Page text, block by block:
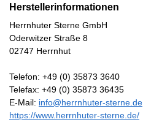
Herstellerinformationen
Herrnhuter Sterne GmbH
Oderwitzer Straße 8
02747 Herrnhut
Telefon: +49 (0) 35873 3640
Telefax: +49 (0) 35873 36435
E-Mail: info@herrnhuter-sterne.de
https://www.herrnhuter-sterne.de/